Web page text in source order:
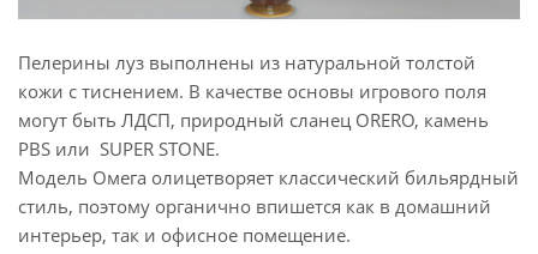
Пелерины луз выполнены из натуральной толстой
кожи с тиснением. В качестве основы игрового поля
могут быть ЛДСП, природный сланец ORERO, камень
PBS или SUPER STONE.
Модель Омега олицетворяет классический бильярдный
стиль, поэтому органично впишется как в домашний
интерьер, так и офисное помещение.